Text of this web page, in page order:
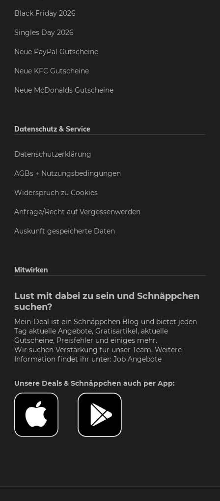
Black Friday 2026
Singles Day 2026
Neue PayPal Gutscheine
Neue KFC Gutscheine
Neue McDonalds Gutscheine
Datenschutz & Service
Datenschutzerklärung
AGBs + Nutzungsbedingungen
Widerspruch zu Cookies
Anfrage/Recht auf Vergessenwerden
Auskunft gespeicherte Daten
Mitwirken
Lust mit dabei zu sein und Schnäppchen
suchen?
Mein-Deal ist ein Schnäppchen Blog und bietet jeden
Tag aktuelle Angebote, Gratisartikel, aktuelle
Gutscheine, Preisfehler und einiges mehr.
Wir suchen Verstärkung für unser Team. Weitere
Information findet ihr unter: Job Angebote
Unsere Deals & Schnäppchen auch per App: